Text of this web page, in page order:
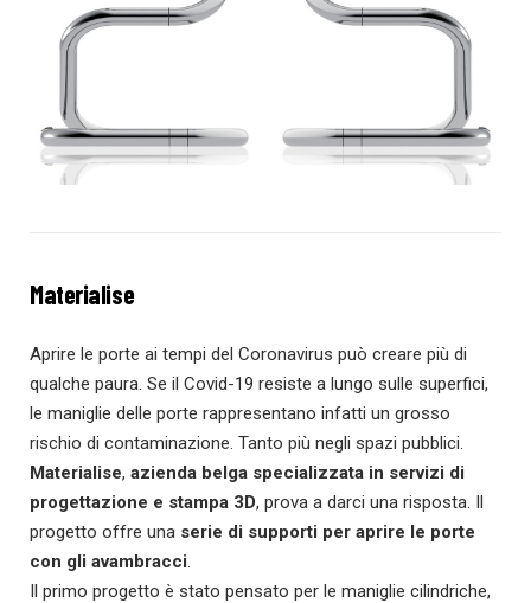
Materialise
Aprire le porte ai tempi del Coronavirus può creare più di
qualche paura. Se il Covid-19 resiste a lungo sulle superfici,
le maniglie delle porte rappresentano infatti un grosso
rischio di contaminazione. Tanto più negli spazi pubblici.
Materialise, azienda belga specializzata in servizi di
progettazione e stampa 3D, prova a darci una risposta. Il
progetto offre una serie di supporti per aprire le porte
con gli avambracci.
Il primo progetto è stato pensato per le maniglie cilindriche,